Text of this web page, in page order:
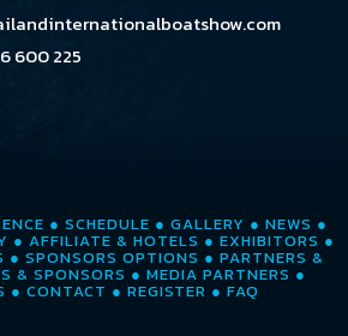
600 225
● SCHEDULE ● GALLERY ● NEWS ●
● AFFILIATE & HOTELS ● EXHIBITORS ●
● SPONSORS OPTIONS ● PARTNERS &
& SPONSORS ● MEDIA PARTNERS ●
● CONTACT ● REGISTER ● FAQ